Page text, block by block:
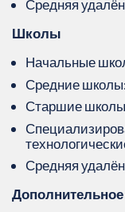
Средняя
Школы
Начальные
Средние
Старшие
Средняя